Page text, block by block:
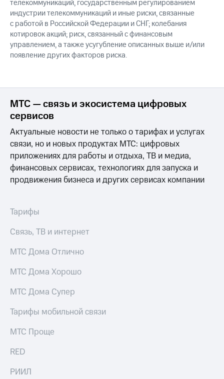
телекоммуникаций, государственным регулированием
индустрии телекоммуникаций и иные риски, связанные
с работой в Российской Федерации и СНГ; колебания
котировок акций; риск, связанный с финансовым
управлением, а также усугубление описанных выше и/или
появление других факторов риска.
МТС — связь и экосистема цифровых
сервисов
Актуальные новости не только о тарифах и услугах
связи, но и новых продуктах МТС: цифровых
приложениях для работы и отдыха, ТВ и медиа,
финансовых сервисах, технологиях для запуска и
продвижения бизнеса и других сервисах компании
Тарифы
Связь, ТВ и интернет
МТС Дома Отлично
МТС Дома Хорошо
МТС Дома Супер
Тарифы мобильной связи
МТС Проще
RED
РИИЛ